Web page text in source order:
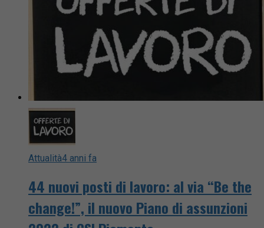
Attualità4 anni fa
44 nuovi posti di lavoro: al via “Be the
change!”, il nuovo Piano di assunzioni